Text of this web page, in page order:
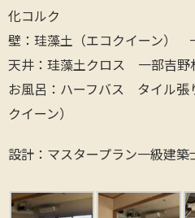
化コルク
壁：珪藻土（エコクイーン）
天井：珪藻土クロス 一部吉野
お風呂：ハーフバス タイル
クイーン）
設計：マスタープラン一級建築